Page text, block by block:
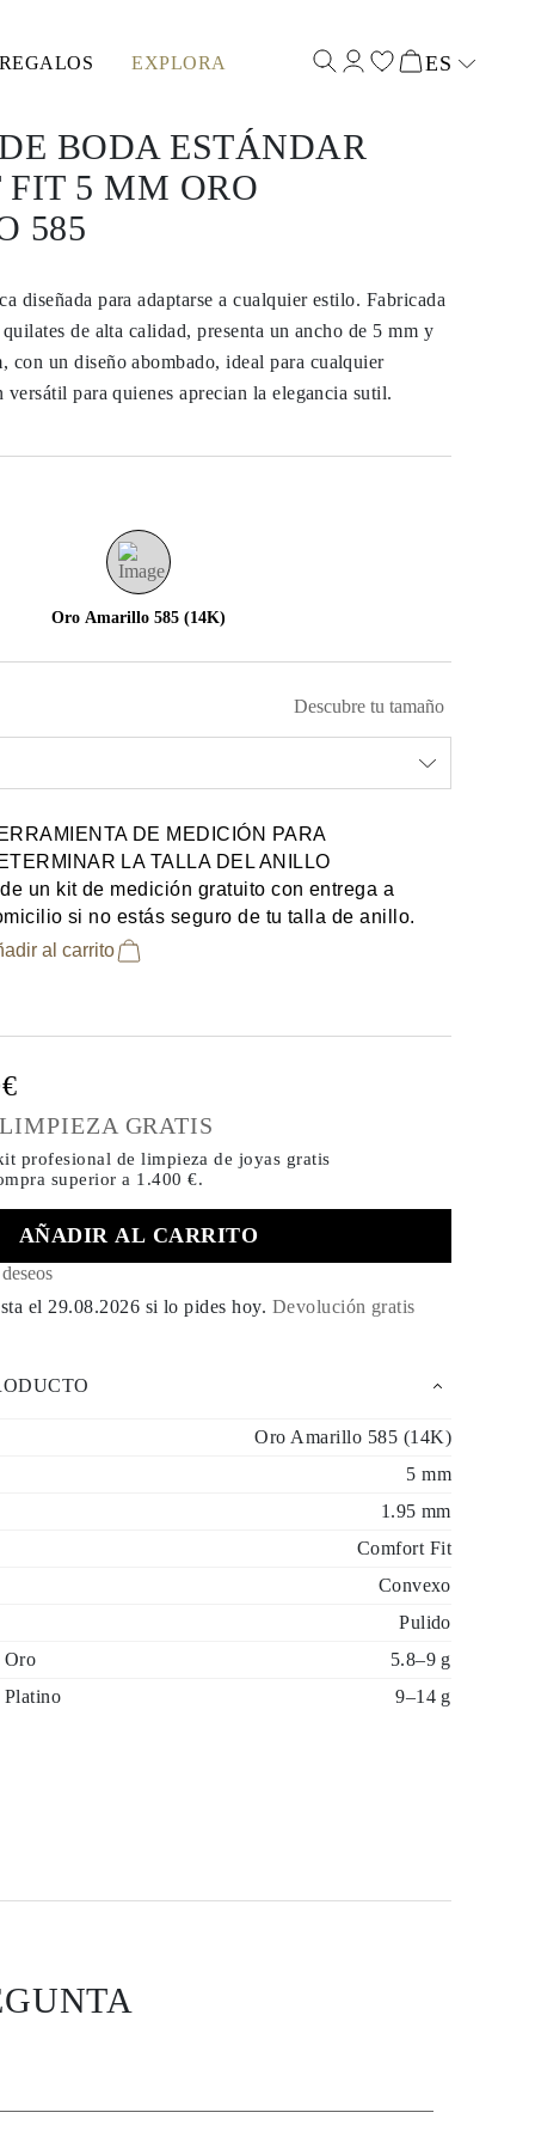
EXPLORA ES
BODA ESTÁNDAR
FIT 5 MM ORO
585
diseñada para adaptarse a cualquier estilo. Fabricada
de alta calidad, presenta un ancho de 5 mm y
con un diseño abombado, ideal para cualquier
para quienes aprecian la elegancia sutil.
Oro Amarillo 585 (14K)
Descubre tu tamaño
DE MEDICIÓN PARA
LA TALLA DEL ANILLO
un kit de medición gratuito con entrega a
si no estás seguro de tu talla de anillo.
al carrito
GRATIS
profesional de limpieza de joyas gratis
superior a 1.400 €.
AÑADIR AL CARRITO
el 29.08.2026 si lo pides hoy. Devolución gratis
Oro Amarillo 585 (14K)
5 mm
1.95 mm
Comfort Fit
Convexo
Pulido
Oro
5.8–9 g
Platino
9–14 g